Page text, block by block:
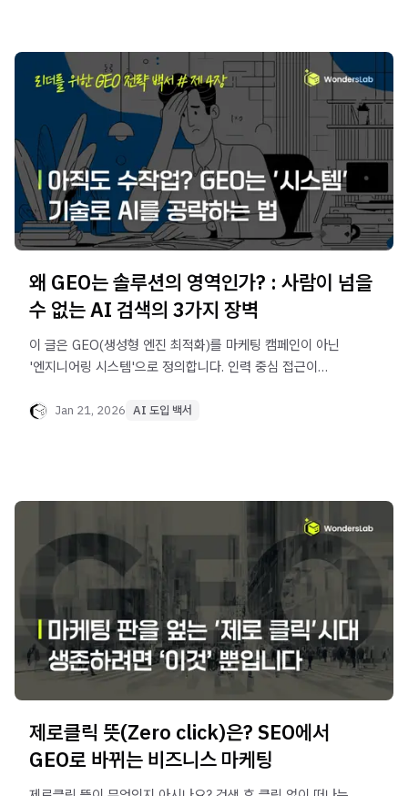
왜 GEO는 솔루션의 영역인가? : 사람이 넘을
수 없는 AI 검색의 3가지 장벽
이 글은 GEO(생성형 엔진 최적화)를 마케팅 캠페인이 아닌
'엔지니어링 시스템'으로 정의합니다. 인력 중심 접근이
지속성 한계)을 규명하고, 이에 대한 해법으로 브랜드 저널
Jan 21, 2026 AI 도입 백서
제로클릭 뜻(Zero click)은? SEO에서
GEO로 바뀌는 비즈니스 마케팅